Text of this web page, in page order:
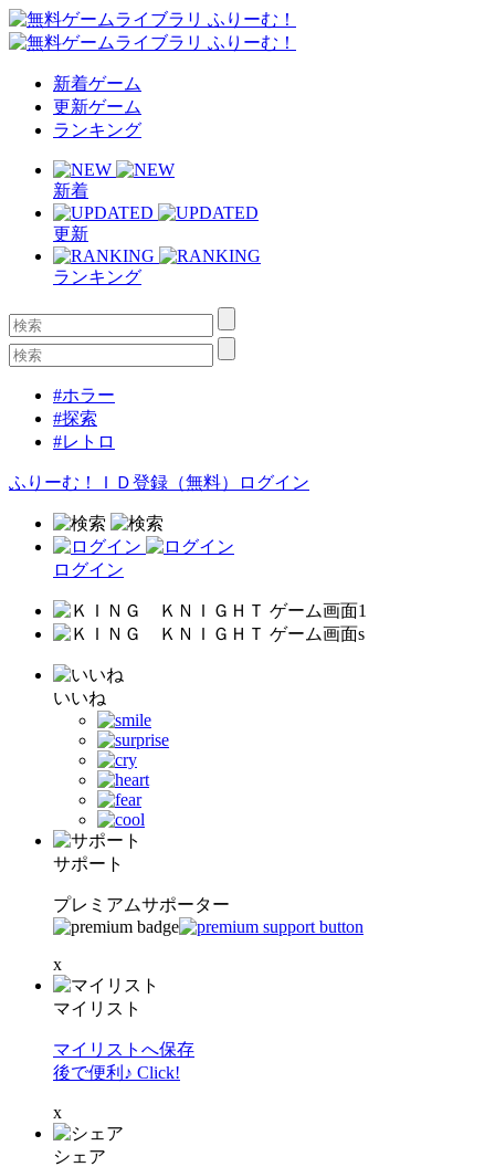
新着ゲーム
更新ゲーム
ランキング
新着
更新
ランキング
#ホラー
#探索
#レトロ
ふりーむ！ＩＤ登録（無料） ログイン
ログイン
いいね
サポート
プレミアムサポーター
x
マイリスト
マイリストへ保存
後で便利♪ Click!
x
シェア